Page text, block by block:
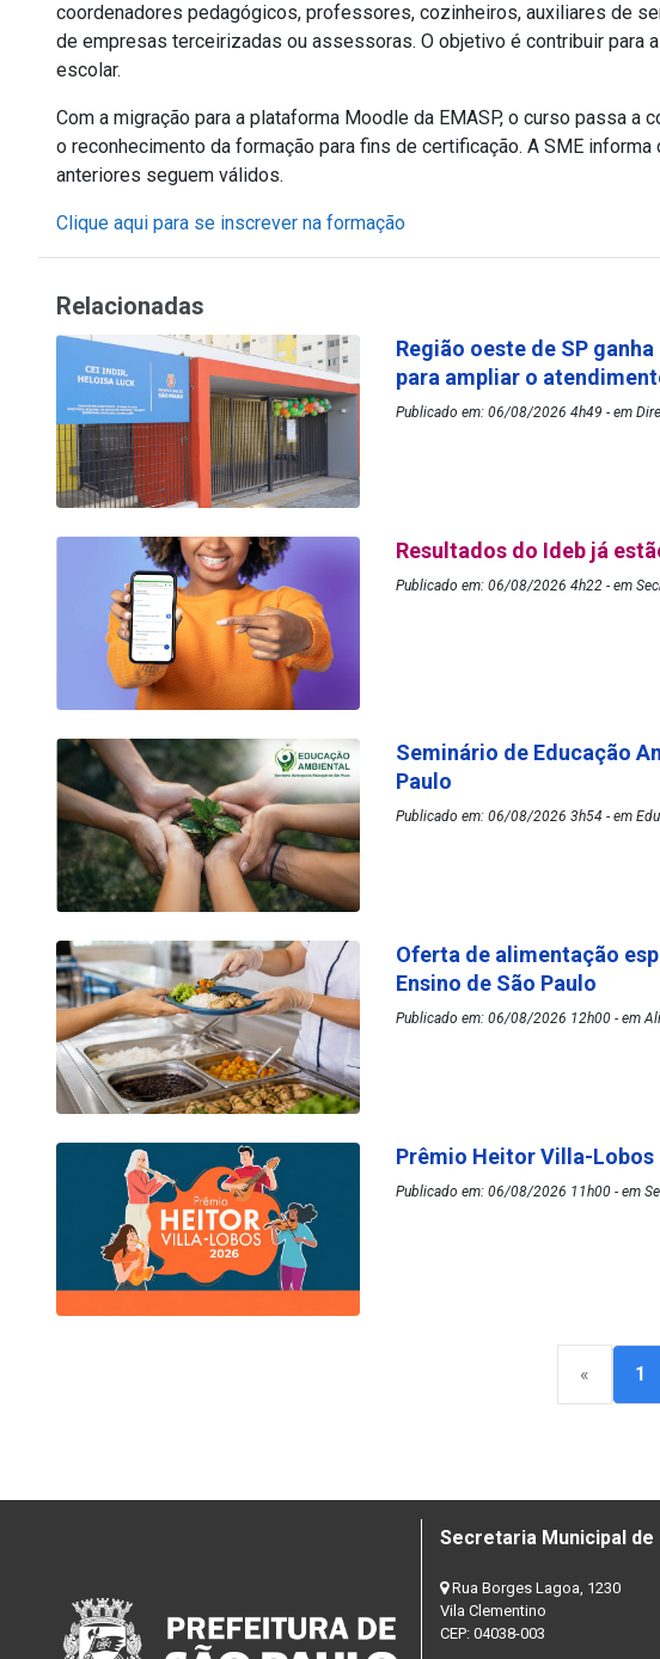
coordenadores pedagógicos, professores, cozinheiros, auxiliares de
de empresas terceirizadas ou assessoras. O objetivo é contribuir para
escolar.
Com a migração para a plataforma Moodle da EMASP, o curso passa a
o reconhecimento da formação para fins de certificação. A SME
anteriores seguem válidos.
Clique aqui para se inscrever na formação
Relacionadas
Região oeste de SP
para ampliar o
Publicado em: 06/08/2026 4h49 - em
Resultados do Ideb já
Publicado em: 06/08/2026 4h22 - em
Seminário de Educação
Paulo
Publicado em: 06/08/2026 3h54 - em
Oferta de alimentação
Ensino de São Paulo
Publicado em: 06/08/2026 12h00 - em
Prêmio Heitor Villa-Lobos
Publicado em: 06/08/2026 11h00 - em
« 1
Secretaria Municipal de
Rua Borges Lagoa, 1230
Vila Clementino
CEP: 04038-003